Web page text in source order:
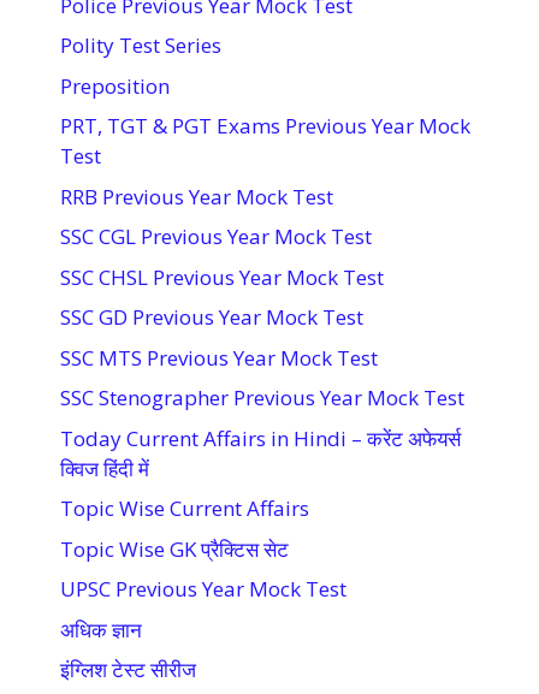
Polity Test Series
Preposition
PRT, TGT & PGT Exams Previous Year Mock
Test
RRB Previous Year Mock Test
SSC CGL Previous Year Mock Test
SSC CHSL Previous Year Mock Test
SSC GD Previous Year Mock Test
SSC MTS Previous Year Mock Test
SSC Stenographer Previous Year Mock Test
Today Current Affairs in Hindi – करेंट अफेयर्स
क्विज हिंदी में
Topic Wise Current Affairs
Topic Wise GK प्रैक्टिस सेट
UPSC Previous Year Mock Test
अधिक ज्ञान
इंग्लिश टेस्ट सीरीज